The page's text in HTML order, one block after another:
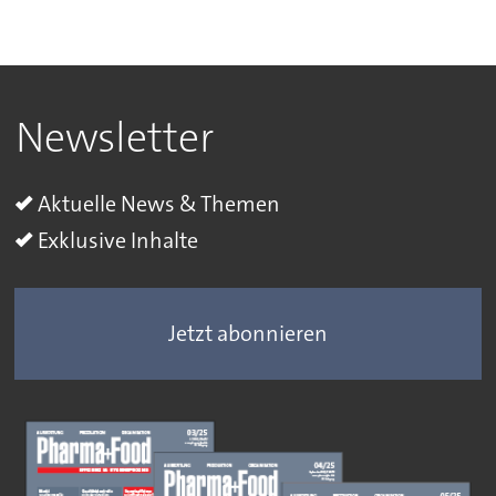
Newsletter
Aktuelle News & Themen
Exklusive Inhalte
Jetzt abonnieren